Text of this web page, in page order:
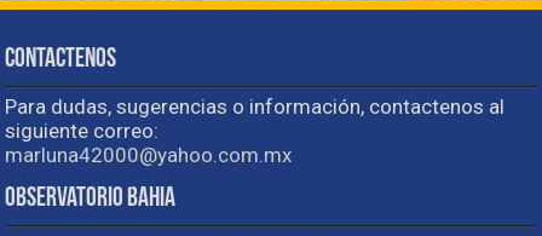
Contactenos
Para dudas, sugerencias o información, contactenos al
siguiente correo:
marluna42000@yahoo.com.mx
Observatorio Bahia